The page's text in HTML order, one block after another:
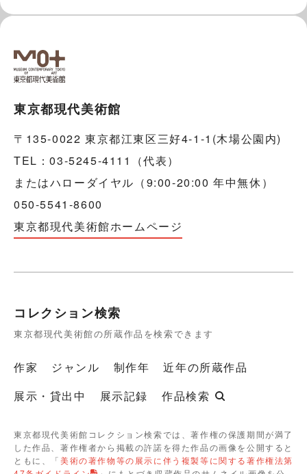
東京都現代美術館
〒135-0022 東京都江東区三好4-1-1(木場公園内)
TEL：03-5245-4111（代表）
またはハローダイヤル（9:00-20:00 年中無休）
050-5541-8600
東京都現代美術館ホームページ
コレクション検索
東京都現代美術館の所蔵作品を検索できます
作家 ジャンル 制作年
近年の所蔵作品
展示・貸出中
展示記録 作品検索
東京都現代美術館コレクション検索では、著作権の保護期間が満了
した作品、著作権者から掲載の許諾を得た作品の画像を公開すると
ともに、「美術の著作物等の展示に伴う複製等に関する著作権法第